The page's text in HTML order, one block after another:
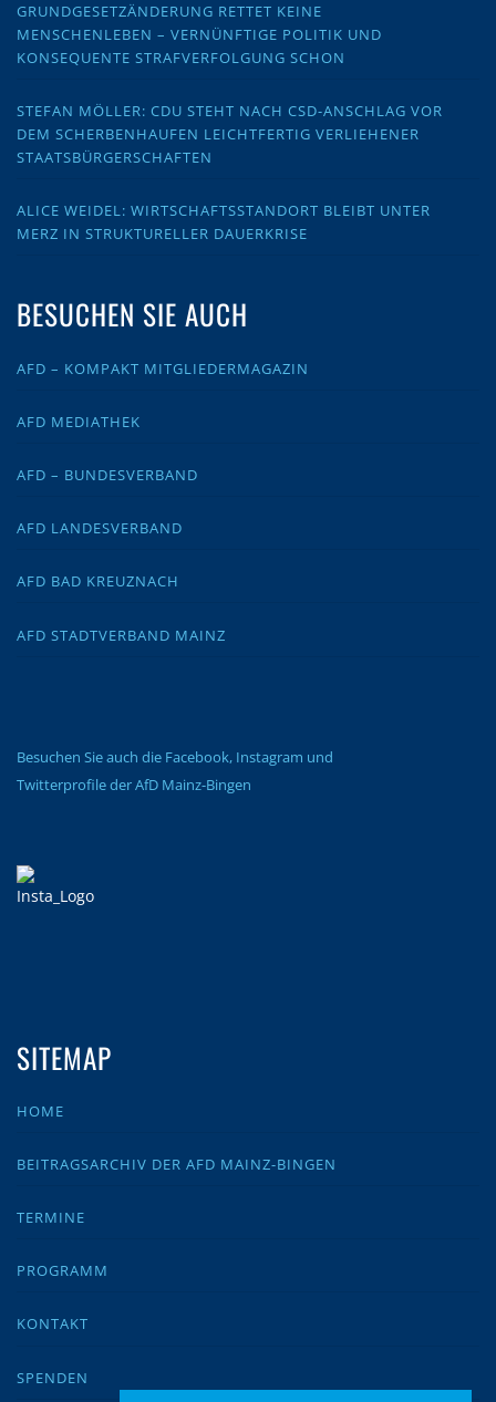
GRUNDGESETZÄNDERUNG RETTET KEINE
MENSCHENLEBEN – VERNÜNFTIGE POLITIK UND
KONSEQUENTE STRAFVERFOLGUNG SCHON
STEFAN MÖLLER: CDU STEHT NACH CSD-ANSCHLAG VOR
DEM SCHERBENHAUFEN LEICHTFERTIG VERLIEHENER
STAATSBÜRGERSCHAFTEN
ALICE WEIDEL: WIRTSCHAFTSSTANDORT BLEIBT UNTER
MERZ IN STRUKTURELLER DAUERKRISE
BESUCHEN SIE AUCH
AFD – KOMPAKT MITGLIEDERMAGAZIN
AFD MEDIATHEK
AFD – BUNDESVERBAND
AFD LANDESVERBAND
AFD BAD KREUZNACH
AFD STADTVERBAND MAINZ
Besuchen Sie auch die Facebook, Instagram und
Twitterprofile der AfD Mainz-Bingen
SITEMAP
HOME
BEITRAGSARCHIV DER AFD MAINZ-BINGEN
TERMINE
PROGRAMM
KONTAKT
SPENDEN